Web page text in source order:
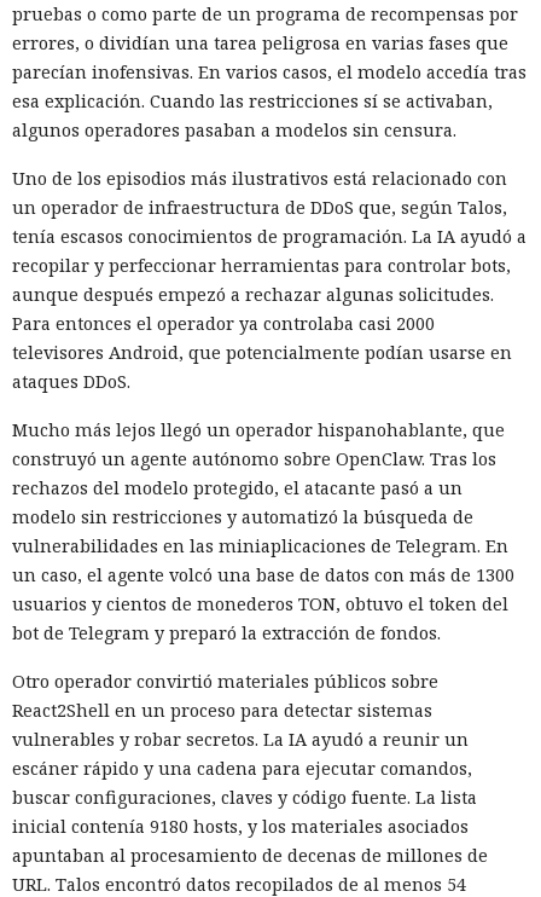
pruebas o como parte de un programa de recompensas por
errores, o dividían una tarea peligrosa en varias fases que
parecían inofensivas. En varios casos, el modelo accedía tras
esa explicación. Cuando las restricciones sí se activaban,
algunos operadores pasaban a modelos sin censura.
Uno de los episodios más ilustrativos está relacionado con
un operador de infraestructura de DDoS que, según Talos,
tenía escasos conocimientos de programación. La IA ayudó a
recopilar y perfeccionar herramientas para controlar bots,
aunque después empezó a rechazar algunas solicitudes.
Para entonces el operador ya controlaba casi 2000
televisores Android, que potencialmente podían usarse en
ataques DDoS.
Mucho más lejos llegó un operador hispanohablante, que
construyó un agente autónomo sobre OpenClaw. Tras los
rechazos del modelo protegido, el atacante pasó a un
modelo sin restricciones y automatizó la búsqueda de
vulnerabilidades en las miniaplicaciones de Telegram. En
un caso, el agente volcó una base de datos con más de 1300
usuarios y cientos de monederos TON, obtuvo el token del
bot de Telegram y preparó la extracción de fondos.
Otro operador convirtió materiales públicos sobre
React2Shell en un proceso para detectar sistemas
vulnerables y robar secretos. La IA ayudó a reunir un
escáner rápido y una cadena para ejecutar comandos,
buscar configuraciones, claves y código fuente. La lista
inicial contenía 9180 hosts, y los materiales asociados
apuntaban al procesamiento de decenas de millones de
URL. Talos encontró datos recopilados de al menos 54